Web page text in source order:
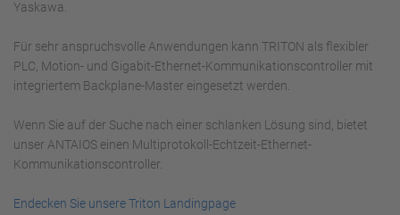
Yaskawa.
Für sehr anspruchsvolle Anwendungen kann TRITON als flexibler
PLC, Motion- und Gigabit-Ethernet-Kommunikationscontroller mit
integriertem Backplane-Master eingesetzt werden.
Wenn Sie auf der Suche nach einer schlanken Lösung sind, bietet
unser ANTAIOS einen Multiprotokoll-Echtzeit-Ethernet-
Kommunikationscontroller.
Endecken Sie unsere Triton Landingpage